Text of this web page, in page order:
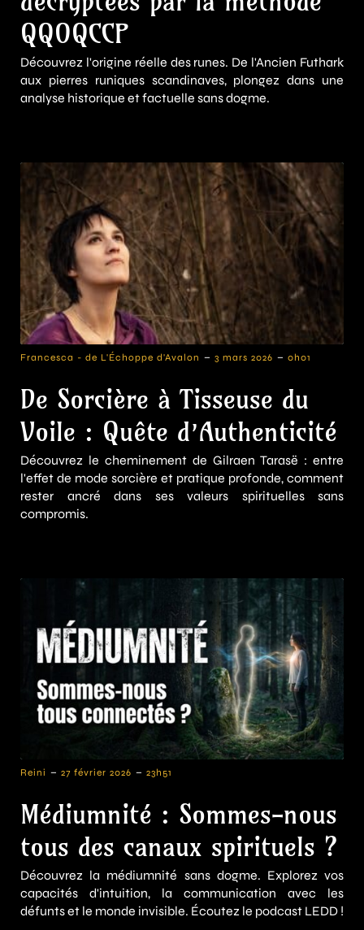
QQOQCCP
Découvrez l'origine réelle des runes. De l'Ancien Futhark
aux pierres runiques scandinaves, plongez dans une
analyse historique et factuelle sans dogme.
Francesca - de L'Échoppe d'Avalon - 3 mars 2026 - 0h01
De Sorcière à Tisseuse du
Voile : Quête d’Authenticité
Découvrez le cheminement de Gilraen Tarasë : entre
l'effet de mode sorcière et pratique profonde, comment
rester ancré dans ses valeurs spirituelles sans
compromis.
Reini - 27 février 2026 - 23h51
Médiumnité : Sommes-nous
tous des canaux spirituels ?
Découvrez la médiumnité sans dogme. Explorez vos
capacités d'intuition, la communication avec les
défunts et le monde invisible. Écoutez le podcast LEDD !